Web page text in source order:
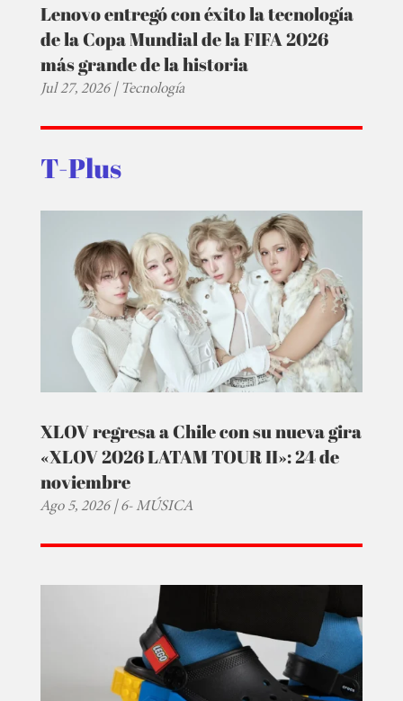
Lenovo entregó con éxito la tecnología
de la Copa Mundial de la FIFA 2026
más grande de la historia
Jul 27, 2026|Tecnología
T-Plus
XLOV regresa a Chile con su nueva gira
«XLOV 2026 LATAM TOUR II»: 24 de
noviembre
Ago 5, 2026|6- MÚSICA